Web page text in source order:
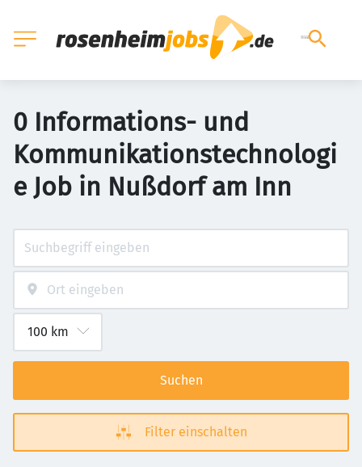
0 Informations- und
Kommunikationstechnologi
e Job in Nußdorf am Inn
Suchen
Filter einschalten